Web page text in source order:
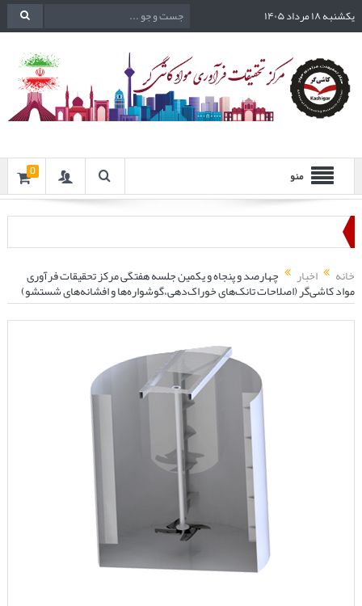
یکشنبه ۱۸ مرداد ۱۴۰۵
منو 0
خانه اخبار چهارصد و پنجاه و یکمین جلسه هفتگی مرکز تحقیقات فرآوری
مواد کاشی‌گر (اصلاحات تانک‌های خوراک‌دهی،گوشواره‌ها و افشانه‌های شستشو)